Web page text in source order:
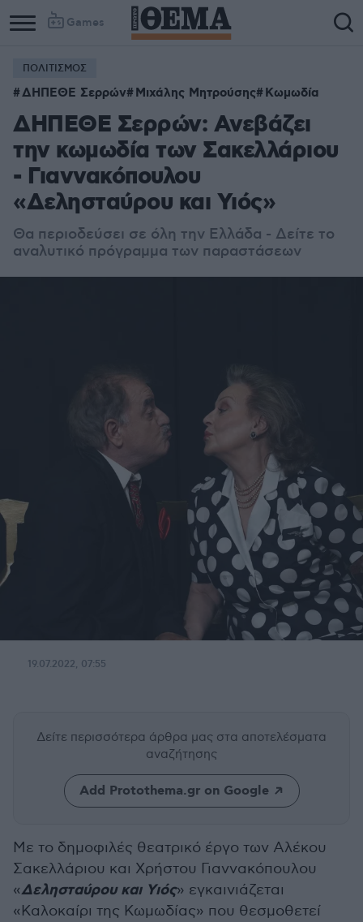
Games
ΠΟΛΙΤΙΣΜΟΣ
ΔΗΠΕΘΕ Σερρών Μιχάλης Μητρούσης Κωμωδία
ΔΗΠΕΘΕ Σερρών: Ανεβάζει
την κωμωδία των Σακελλάριου
- Γιαννακόπουλου
«Δελησταύρου και Υιός»
Θα περιοδεύσει σε όλη την Ελλάδα - Δείτε το
αναλυτικό πρόγραμμα των παραστάσεων
19.07.2022, 07:55
Δείτε περισσότερα άρθρα μας στα αποτελέσματα
αναζήτησης
Add Protothema.gr on Google
Με το δημοφιλές θεατρικό έργο των Αλέκου
Σακελλάριου και Χρήστου Γιαννακόπουλου
«Δελησταύρου και Υιός» εγκαινιάζεται
«Καλοκαίρι της Κωμωδίας» που θεσμοθετεί